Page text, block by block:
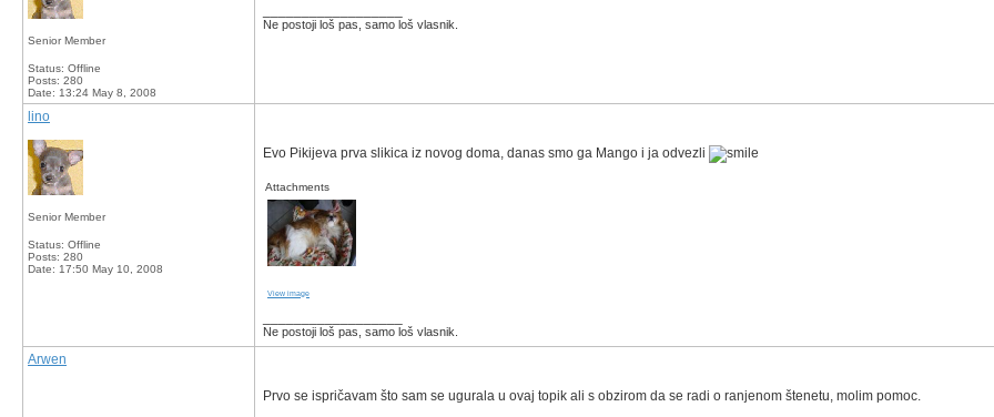
Senior Member
Status: Offline
Posts: 280
Date: 13:24 May 8, 2008
Ne postoji loš pas, samo loš vlasnik.
lino
Senior Member
Status: Offline
Posts: 280
Date: 17:50 May 10, 2008
Evo Pikijeva prva slikica iz novog doma, danas smo ga Mango i ja odvezli
Attachments
View image
Ne postoji loš pas, samo loš vlasnik.
Arwen
Prvo se ispričavam što sam se ugurala u ovaj topik ali s obzirom da se radi o ranjenom štenetu, molim pomoc.